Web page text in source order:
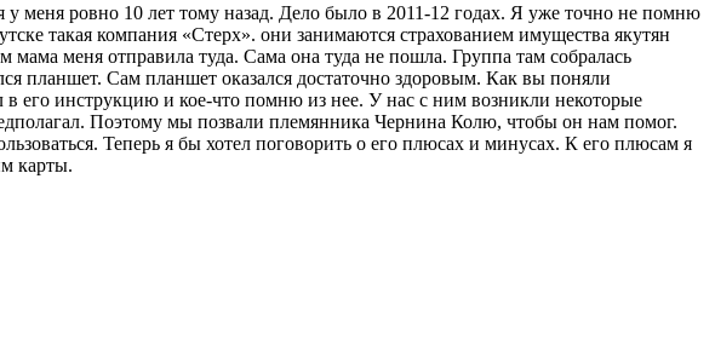
меня ровно 10 лет тому назад. Дело было в 2011-12 годах. Я уже точно не помню
такая компания «Стерх». они занимаются страхованием имущества якутян
меня отправила туда. Сама она туда не пошла. Группа там собралась
планшет. Сам планшет оказался достаточно здоровым. Как вы поняли
его инструкцию и кое-что помню из нее. У нас с ним возникли некоторые
Поэтому мы позвали племянника Чернина Колю, чтобы он нам помог.
Теперь я бы хотел поговорить о его плюсах и минусах. К его плюсам я
карты.